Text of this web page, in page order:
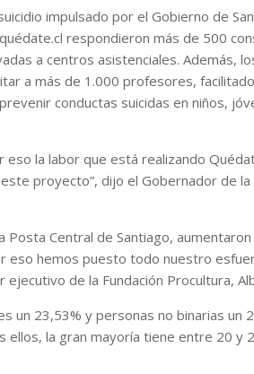
impulsado por el Gobierno de
respondieron más de 500
a centros asistenciales. Además,
a más de 1.000 profesores,
conductas suicidas en niños,
eso la labor que está realizando
proyecto”, dijo el Gobernador de la
Posta Central de Santiago,
eso hemos puesto todo nuestro
de la Fundación Procultura,
un 23,53% y personas no binarias un
la gran mayoría tiene entre 20 y